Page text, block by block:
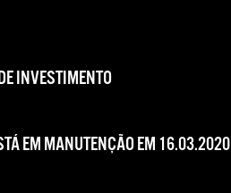
INVESTIMENTO
EM MANUTENÇÃO EM 16.03.2020